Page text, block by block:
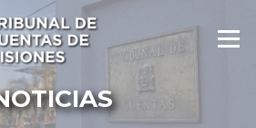
Menú